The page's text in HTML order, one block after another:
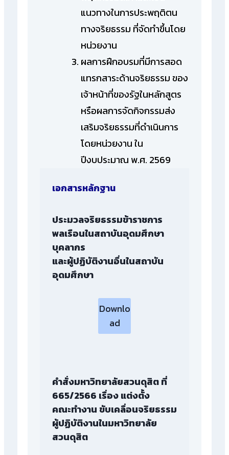
แนวทางในการประพฤติตน
ทางจริยธรรม ที่จัดทำขึ้นโดย
หน่วยงาน
ผลการฝึกอบรมที่มีการสอด
แทรกสาระด้านจริยธรรม ของ
เจ้าหน้าที่ของรัฐในหลักสูตร
หรือผลการจัดกิจกรรมส่ง
เสริมจริยธรรมที่ดำเนินการ
โดยหน่วยงาน ใน
ปีงบประมาณ พ.ศ. 2569
เอกสารหลักฐาน
ประมวลจริยธรรมข้าราชการ
พลเรือนในสถาบันอุดมศึกษา
บุคลากร
และผู้ปฏิบัติงานอื่นในสถาบัน
อุดมศึกษา
Downlo
ad
คําสั่งมหาวิทยาลัยสวนดุสิต ที่
665/2566 เรื่อง แต่งตั้ง
คณะทํางาน ขับเคลื่อนจริยธรรม
ผู้ปฏิบัติงานในมหาวิทยาลัย
สวนดุสิต